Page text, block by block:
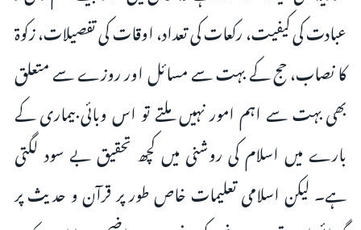
عبادت کی کیفیت، رکعات کی تعداد، اوقات کی تفصیلات، زکوۃ
کا نصاب، حج کے بہت سے مسائل اور روزے سے متعلق
بھی بہت سے اہم امور نہیں ملتے تو اس وبائی بیماری کے
بارے میں اسلام کی روشنی میں کچھ تحقیق بے سود لگتی
ہے۔ لیکن اسلامی تعلیمات خاص طور پر قرآن و حدیث پر